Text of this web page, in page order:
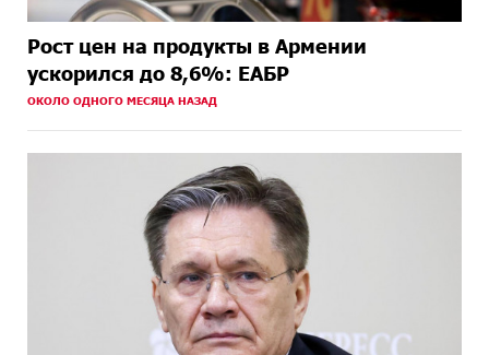
Рост цен на продукты в Армении
ускорился до 8,6%: ЕАБР
ОКОЛО ОДНОГО МЕСЯЦА НАЗАД